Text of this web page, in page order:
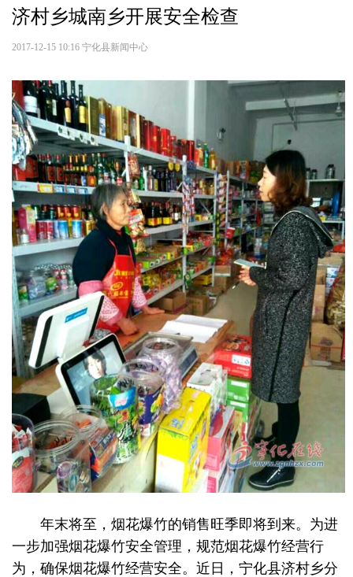
济村乡城南乡开展安全检查
2017-12-15 10:16 宁化县新闻中心
年末将至，烟花爆竹的销售旺季即将到来。为进
一步加强烟花爆竹安全管理，规范烟花爆竹经营行
为，确保烟花爆竹经营安全。近日，宁化县济村乡分